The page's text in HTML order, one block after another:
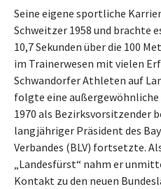
Seine eigene sportliche
Schweitzer 1958 und brachte
10,7 Sekunden über die 100
im Trainerwesen mit vielen
Schwandorfer Athleten auf
folgte eine
1970 als Bezirksvorsitzender
langjähriger Präsident des
Verbandes (BLV) fortsetzte.
„Landesfürst“ nahm er
Kontakt zu den neuen